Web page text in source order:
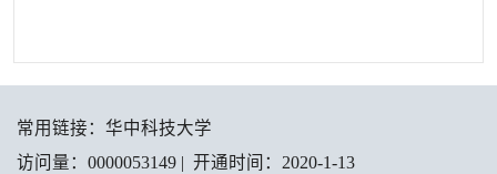
常用链接： 华中科技大学
访问量： 0000053149| 开通时间： 2020-1-13